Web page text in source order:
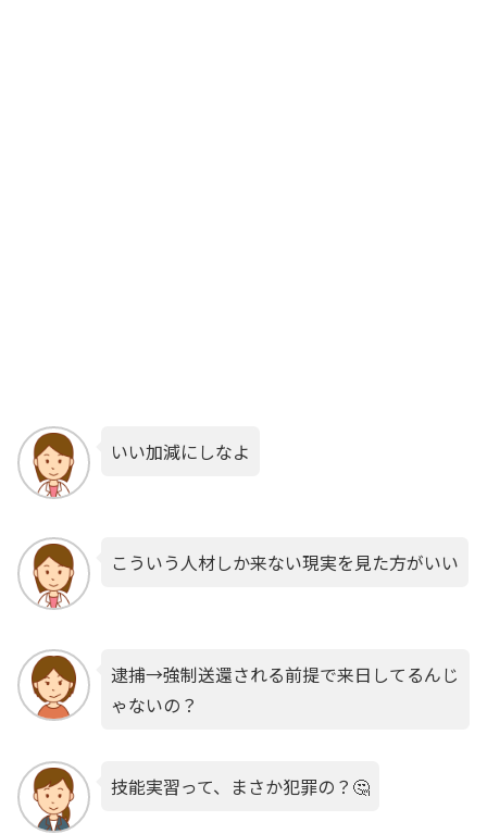
いい加減にしなよ
こういう人材しか来ない現実を見た方がいい
逮捕→強制送還される前提で来日してるんじ
ゃないの？
技能実習って、まさか犯罪の？🤔